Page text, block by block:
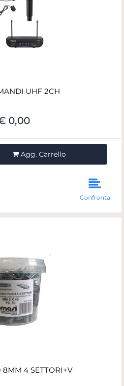
UHF 2CH
0,00
Agg. Carrello
Confronta
8MM 4 SETTORI+V